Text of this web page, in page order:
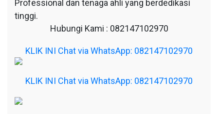
Professional dan tenaga ahli yang berdedikasi
tinggi.
Hubungi Kami : 082147102970
KLIK INI Chat via WhatsApp: 082147102970
KLIK INI Chat via WhatsApp: 082147102970